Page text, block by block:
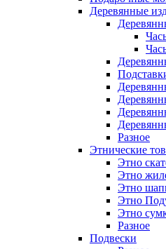
Деревянные
Разное
Этнические
Этно
Этно
Этно
Этно
Этно
Разное
Подвески